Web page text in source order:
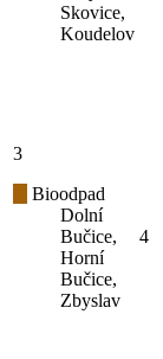
Skovice,
Koudelov
3
Bioodpad
Dolní
Bučice,
Horní
Bučice,
Zbyslav
4